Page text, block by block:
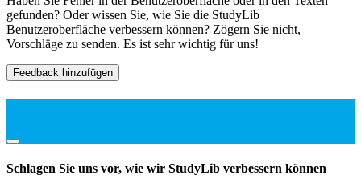
gefunden? Oder wissen Sie, wie Sie die StudyLib
Benutzeroberfläche verbessern können? Zögern Sie nicht,
Vorschläge zu senden. Es ist sehr wichtig für uns!
Feedback hinzufügen
Schlagen Sie uns vor, wie wir StudyLib verbessern können